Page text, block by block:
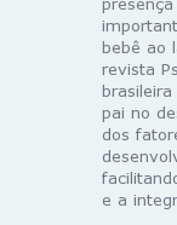
bebê ao
revista
pai no
dos
e a